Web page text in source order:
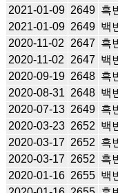
2021-01-09 2649 흑
2021-01-09 2649 백
2020-11-02
2647 흑
2020-11-02
2647 백
2020-09-19 2648 흑
2020-08-31 2648 백
2020-07-13 2649 흑
2020-03-23 2652 백
2020-03-17 2652 흑
2020-03-17 2652 흑
2020-01-16 2655 백